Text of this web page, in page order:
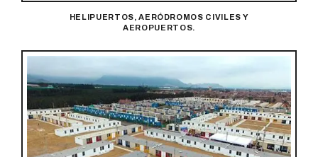
HELIPUERTOS, AERÓDROMOS CIVILES Y
AEROPUERTOS.